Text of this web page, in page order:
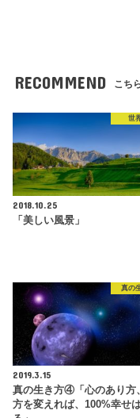
RECOMMEND こち
世
2018.10.25
「美しい風景」
真の
2019.3.15
真の生き方④「心のあり方
方を変えれば、100%幸せ